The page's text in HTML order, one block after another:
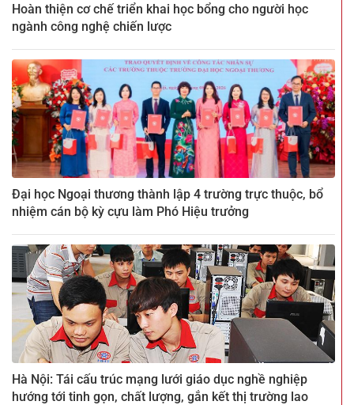
Hoàn thiện cơ chế triển khai học bổng cho người học
ngành công nghệ chiến lược
Đại học Ngoại thương thành lập 4 trường trực thuộc, bổ
nhiệm cán bộ kỳ cựu làm Phó Hiệu trưởng
Hà Nội: Tái cấu trúc mạng lưới giáo dục nghề nghiệp
hướng tới tinh gọn, chất lượng, gắn kết thị trường lao